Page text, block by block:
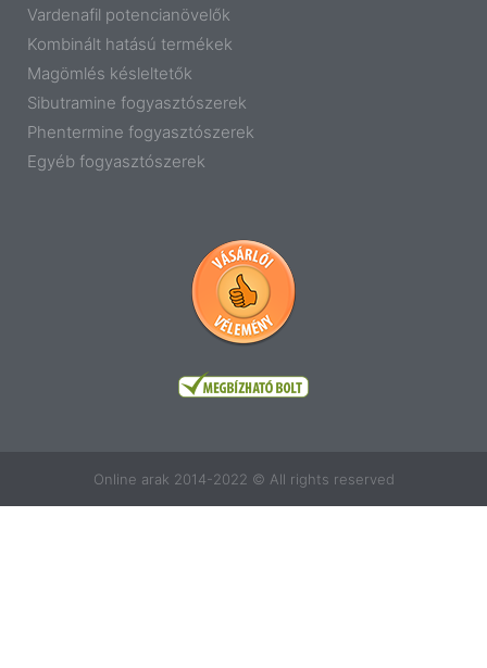
Vardenafil potencianövelők
Kombinált hatású termékek
Magömlés késleltetők
Sibutramine fogyasztószerek
Phentermine fogyasztószerek
Egyéb fogyasztószerek
Online arak 2014-2022 © All rights reserved